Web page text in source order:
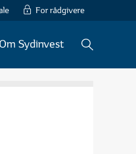
For rådgivere
Om Sydinvest